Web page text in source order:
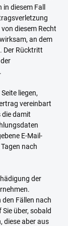
diesem Fall
diesem Recht
an dem
Der Rücktritt
liegen,
vereinbart
die damit
E-Mail-
nach
der
den Fällen nach
über, sobald
diese aber aus